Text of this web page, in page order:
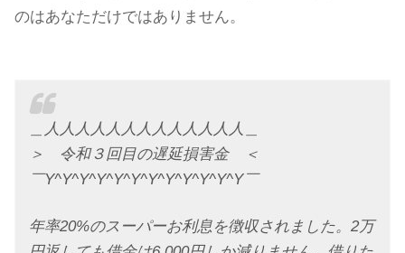
のはあなただけではありません。
＿人人人人人人人人人人人人人＿
＞ 令和３回目の遅延損害金 ＜
￣Y^Y^Y^Y^Y^Y^Y^Y^Y^Y^Y^Y￣
年率20%のスーパーお利息を徴収されました。2万